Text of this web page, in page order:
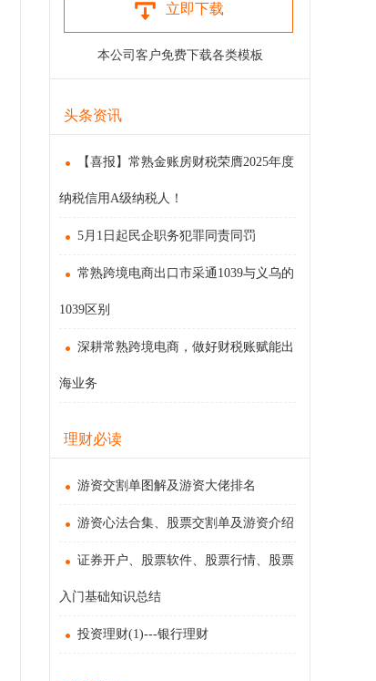
立即下载
本公司客户免费下载各类模板
头条资讯
【喜报】常熟金账房财税荣膺2025年度
纳税信用A级纳税人！
5月1日起民企职务犯罪同责同罚
常熟跨境电商出口市采通1039与义乌的
1039区别
深耕常熟跨境电商，做好财税账赋能出
海业务
理财必读
游资交割单图解及游资大佬排名
游资心法合集、股票交割单及游资介绍
证券开户、股票软件、股票行情、股票
入门基础知识总结
投资理财(1)---银行理财